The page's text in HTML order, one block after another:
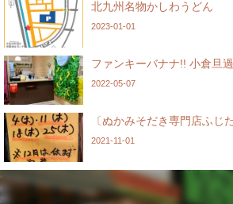
北九州名物かしわうどん
2023-01-01
ファンキーバナナ!! 小倉旦
2022-05-07
〔ぬかみそだき専門店ふじ
2021-11-01